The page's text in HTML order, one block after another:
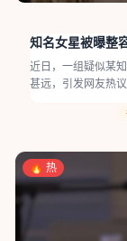
知名女星被曝整
近日，一组疑似某
甚远，引发网友热
🔥 热